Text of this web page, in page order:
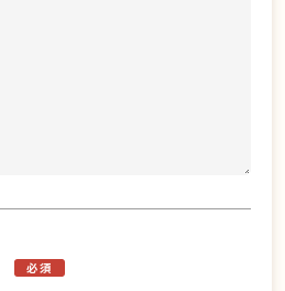
必須